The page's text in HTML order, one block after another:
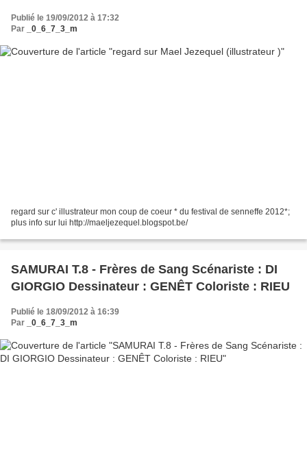
Publié le 19/09/2012 à 17:32
Par
_0_6_7_3_m
regard sur c' illustrateur mon coup de coeur * du festival de senneffe 2012*;
plus info sur lui http://maeljezequel.blogspot.be/
SAMURAI T.8 - Frères de Sang Scénariste : DI
GIORGIO Dessinateur : GENÊT Coloriste : RIEU
Publié le 18/09/2012 à 16:39
Par
_0_6_7_3_m